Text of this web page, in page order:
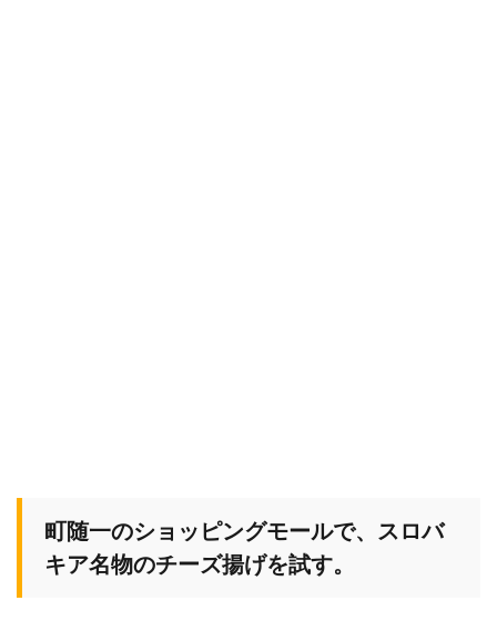
町随一のショッピングモールで、スロバ
キア名物のチーズ揚げを試す。